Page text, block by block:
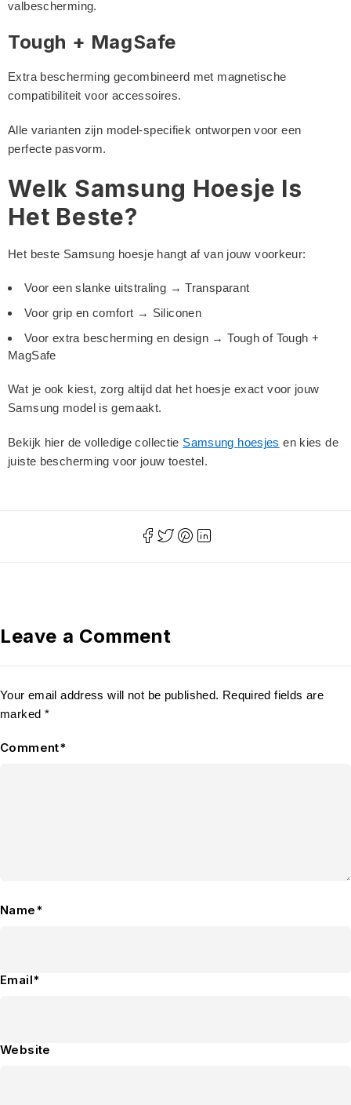
valbescherming.
Tough + MagSafe
Extra bescherming gecombineerd met magnetische
compatibiliteit voor accessoires.
Alle varianten zijn model-specifiek ontworpen voor een
perfecte pasvorm.
Welk Samsung Hoesje Is
Het Beste?
Het beste Samsung hoesje hangt af van jouw voorkeur:
Voor een slanke uitstraling → Transparant
Voor grip en comfort → Siliconen
Voor extra bescherming en design → Tough of Tough +
MagSafe
Wat je ook kiest, zorg altijd dat het hoesje exact voor jouw
Samsung model is gemaakt.
Bekijk hier de volledige collectie Samsung hoesjes en kies de
juiste bescherming voor jouw toestel.
Leave a Comment
Your email address will not be published. Required fields are
marked *
Comment*
Name*
Email*
Website